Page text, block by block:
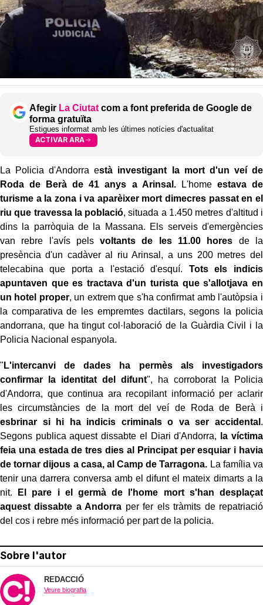
Afegir La Ciutat com a font preferida de Google de
forma gratuïta
Estigues informat amb les últimes notícies d'actualitat
ACTIVAR ARA
La Policia d'Andorra està investigant la mort d'un veí de
Roda de Berà de 41 anys a Arinsal.L'home estava de
turisme a la zona i va aparèixer mort dimecres passat en el
riu que travessa la població, situada a 1.450 metres d'altitud i
dins la parròquia de la Massana. Els serveis d'emergències
van rebre l'avís pelsvoltants de les 11.00 hores de la
presència d'un cadàver al riu Arinsal, a uns 200 metres del
telecabina que porta a l'estació d'esquí. Tots els indicis
apuntaven que es tractava d'un turista que s'allotjava en
un hotel proper, un extrem que s'ha confirmat amb l'autòpsia i
la comparativa de les empremtes dactilars, segons la policia
andorrana, que ha tingut col·laboració de la Guàrdia Civil i la
Policia Nacional espanyola.
" L'intercanvi de dades ha permès als investigadors
confirmar la identitat del difunt", ha corroborat la Policia
d'Andorra, que continua ara recopilant informació per aclarir
les circumstàncies de la mort del veí de Roda de Berà i
esbrinar si hi ha indicis criminals o va ser accidental .
Segons publica aquest dissabte el Diari d'Andorra,
la víctima
feia una estada de tres dies al Principat per esquiar i havia
de tornar dijous a casa, al Camp de Tarragona. La família va
tenir una darrera conversa amb el difunt el mateix dimarts a la
nit.
El pare i el germà de l'home mort s'han desplaçat
aquest dissabte a Andorra per fer els tràmits de repatriació
del cos i rebre més informació per part de la policia.
Sobre l'autor
REDACCIÓ
Veure biografia